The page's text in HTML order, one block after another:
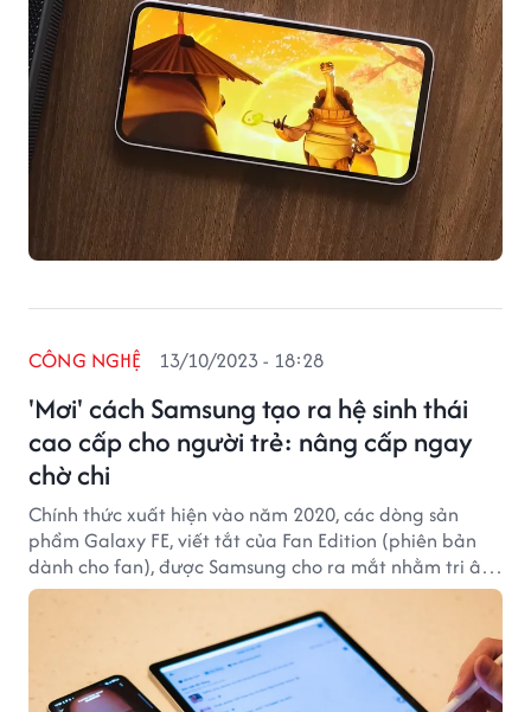
'Mơi' cách Samsung tạo ra hệ sinh thái
cao cấp cho người trẻ: nâng cấp ngay
chờ chi
CÔNG NGHỆ 13/10/2023 - 18:28
Chính thức xuất hiện vào năm 2020, các dòng sản
phẩm Galaxy FE, viết tắt của Fan Edition (phiên bản
dành cho fan), được Samsung cho ra mắt nhằm tri ân
cộng đồng người hâm mộ Samsung hay Samfan. Năm
2023 chứng kiến cú phát triển vượt bậc của dòng sản
phẩm này khi lần đầu tiên Samsung cho ra mắt
nguyên một hệ sinh thái Galaxy FE gồm smartphone,
máy tính bảng và tai nghe không dây.